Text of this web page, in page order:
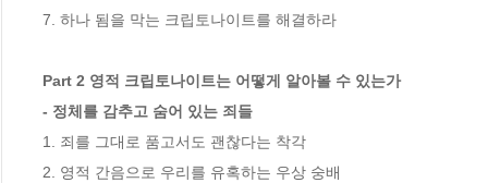
7. 하나 됨을 막는 크립토나이트를 해결하라
Part 2 영적 크립토나이트는 어떻게 알아볼 수 있는가
- 정체를 감추고 숨어 있는 죄들
1. 죄를 그대로 품고서도 괜찮다는 착각
2. 영적 간음으로 우리를 유혹하는 우상 숭배